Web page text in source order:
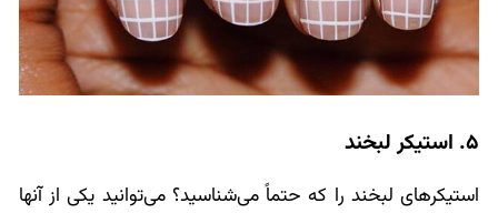
5. استیکر لبخند
استیکرهای لبخند را که حتماً می‌شناسید؟ می‌توانید یکی از آنها